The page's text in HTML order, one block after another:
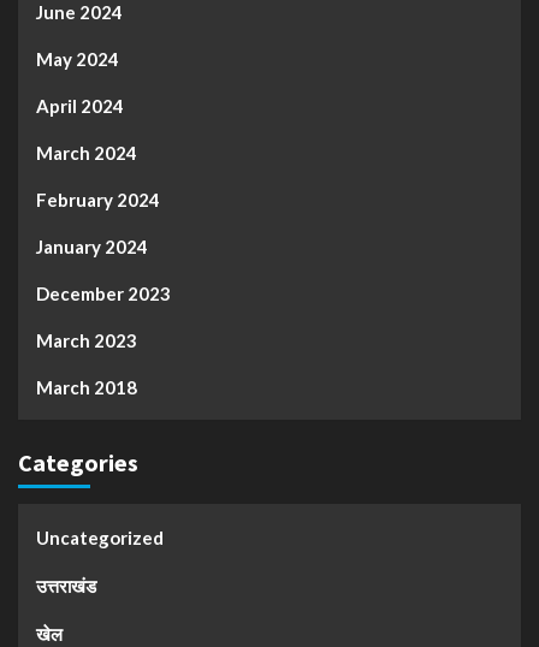
June 2024
May 2024
April 2024
March 2024
February 2024
January 2024
December 2023
March 2023
March 2018
Categories
Uncategorized
उत्तराखंड
खेल